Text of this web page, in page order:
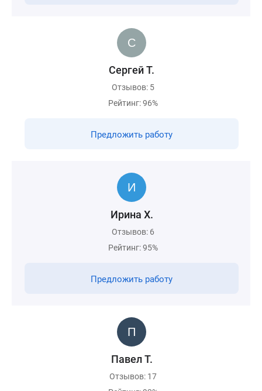
Сергей Т.
Отзывов: 5
Рейтинг: 96%
Предложить работу
Ирина Х.
Отзывов: 6
Рейтинг: 95%
Предложить работу
Павел Т.
Отзывов: 17